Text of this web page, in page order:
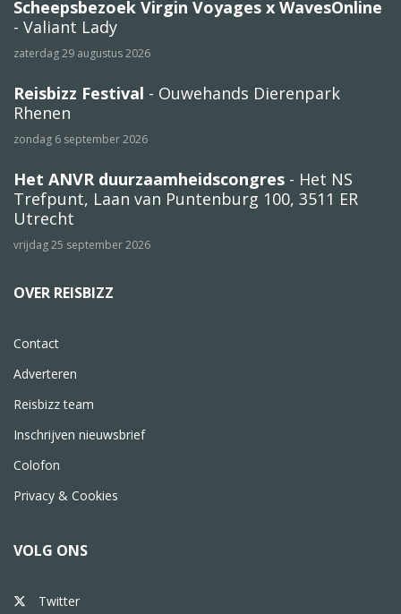
Scheepsbezoek Virgin Voyages x WavesOnline
- Valiant Lady
zaterdag 29 augustus 2026
Reisbizz Festival - Ouwehands Dierenpark
Rhenen
zondag 6 september 2026
Het ANVR duurzaamheidscongres - Het NS
Trefpunt, Laan van Puntenburg 100, 3511 ER
Utrecht
vrijdag 25 september 2026
OVER REISBIZZ
Contact
Adverteren
Reisbizz team
Inschrijven nieuwsbrief
Colofon
Privacy & Cookies
VOLG ONS
Twitter